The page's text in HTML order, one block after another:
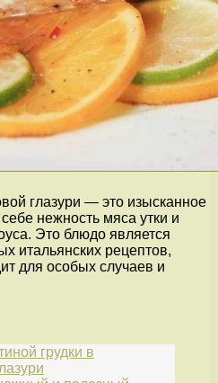
глазури — это изысканное
нежность мяса утки и
Это блюдо является
итальянских рецептов,
для особых случаев и
грудки в